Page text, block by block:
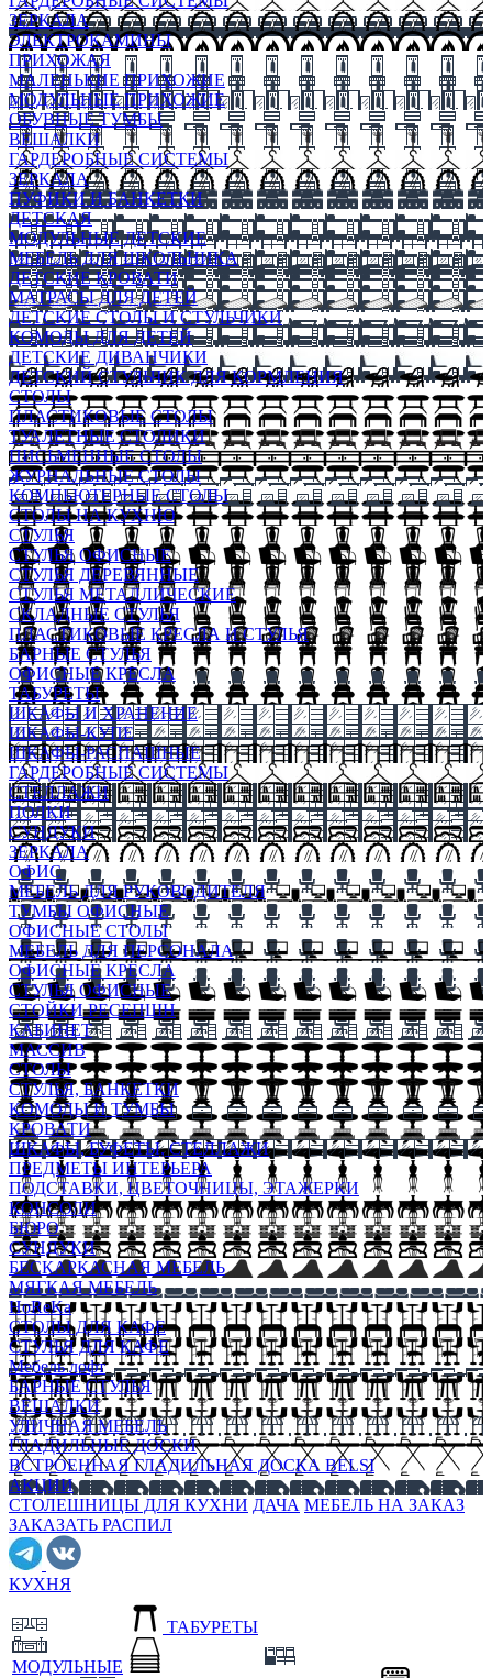
ЗЕРКАЛА
ЭЛЕКТРОКАМИНЫ
ПРИХОЖАЯ
МАЛЕНЬКИЕ ПРИХОЖИЕ
МОДУЛЬНЫЕ ПРИХОЖИЕ
ОБУВНЫЕ ТУМБЫ
ВЕШАЛКИ
ГАРДЕРОБНЫЕ СИСТЕМЫ
ЗЕРКАЛА
ПУФИКИ И БАНКЕТКИ
ДЕТСКАЯ
МОДУЛЬНЫЕ ДЕТСКИЕ
МЕБЕЛЬ ДЛЯ ШКОЛЬНИКА
ДЕТСКИЕ КРОВАТИ
МАТРАСЫ ДЛЯ ДЕТЕЙ
ДЕТСКИЕ СТОЛЫ И СТУЛЬЧИКИ
КОМОДЫ ДЛЯ ДЕТЕЙ
ДЕТСКИЕ ДИВАНЧИКИ
ДЕТСКИЙ СТУЛЬЧИК ДЛЯ КОРМЛЕНИЯ
СТОЛЫ
ПЛАСТИКОВЫЕ СТОЛЫ
ТУАЛЕТНЫЕ СТОЛИКИ
ПИСЬМЕННЫЕ СТОЛЫ
ЖУРНАЛЬНЫЕ СТОЛЫ
КОМПЬЮТЕРНЫЕ СТОЛЫ
СТОЛЫ НА КУХНЮ
СТУЛЬЯ
СТУЛЬЯ ОФИСНЫЕ
СТУЛЬЯ ДЕРЕВЯННЫЕ
СТУЛЬЯ МЕТАЛЛИЧЕСКИЕ
СКЛАДНЫЕ СТУЛЬЯ
ПЛАСТИКОВЫЕ КРЕСЛА И СТУЛЬЯ
БАРНЫЕ СТУЛЬЯ
ОФИСНЫЕ КРЕСЛА
ТАБУРЕТЫ
ШКАФЫ И ХРАНЕНИЕ
ШКАФЫ-КУПЕ
ШКАФЫ-РАСПАШНЫЕ
ГАРДЕРОБНЫЕ СИСТЕМЫ
СТЕЛЛАЖИ
ПОЛКИ
СУНДУКИ
ЗЕРКАЛА
ОФИС
МЕБЕЛЬ ДЛЯ РУКОВОДИТЕЛЯ
ТУМБЫ ОФИСНЫЕ
ОФИСНЫЕ СТОЛЫ
МЕБЕЛЬ ДЛЯ ПЕРСОНАЛА
ОФИСНЫЕ КРЕСЛА
СТУЛЬЯ ОФИСНЫЕ
СТОЙКИ РЕСЕПШН
КАБИНЕТ
МАССИВ
СТОЛЫ
СТУЛЬЯ, БАНКЕТКИ
КОМОДЫ И ТУМБЫ
КРОВАТИ
ШКАФЫ, БУФЕТЫ, СТЕЛЛАЖИ
ПРЕДМЕТЫ ИНТЕРЬЕРА
ПОДСТАВКИ, ЦВЕТОЧНИЦЫ, ЭТАЖЕРКИ
КОНСОЛИ
БЮРО
СУНДУКИ
БЕСКАРКАСНАЯ МЕБЕЛЬ
МЯГКАЯ МЕБЕЛЬ
HoReKa
СТОЛЫ ДЛЯ КАФЕ
СТУЛЬЯ ДЛЯ КАФЕ
Мебель лофт
БАРНЫЕ СТУЛЬЯ
ВЕШАЛКИ
УЛИЧНАЯ МЕБЕЛЬ
ГЛАДИЛЬНЫЕ ДОСКИ
ВСТРОЕННАЯ ГЛАДИЛЬНАЯ ДОСКА BELSI
АКЦИИ
СТОЛЕШНИЦЫ ДЛЯ КУХНИ ДАЧА МЕБЕЛЬ НА ЗАКАЗ
ЗАКАЗАТЬ РАСПИЛ
КУХНЯ
МОДУЛЬНЫЕ
ТАБУРЕТЫ